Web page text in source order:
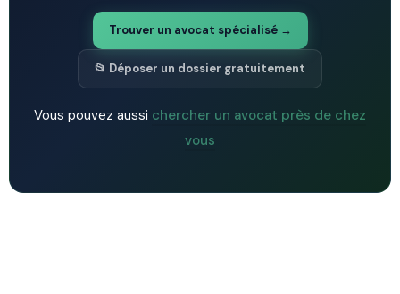
Trouver un avocat spécialisé →
📂 Déposer un dossier gratuitement
Vous pouvez aussi chercher un avocat près de chez
vous